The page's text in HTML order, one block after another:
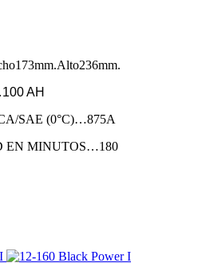
AH
SAE (0°C)…875A
EN MINUTOS…180